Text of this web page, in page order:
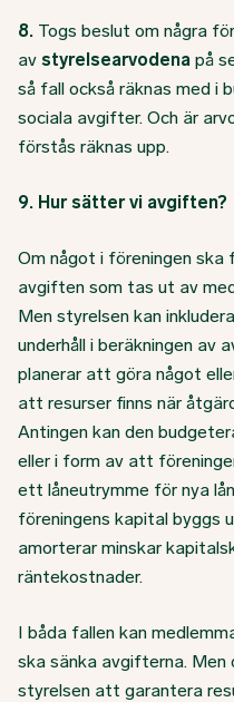
8. Togs beslut om några
av styrelsearvodena på
så fall också räknas med i
sociala avgifter. Och är
förstås räknas upp.
9. Hur sätter vi avgiften?
Om något i föreningen ska
avgiften som tas ut av
Men styrelsen kan
underhåll i beräkningen av
planerar att göra något
att resurser finns när
Antingen kan den
eller i form av att
ett låneutrymme för nya
föreningens kapital byggs
amorterar minskar
räntekostnader.
I båda fallen kan
ska sänka avgifterna. Men
styrelsen att garantera